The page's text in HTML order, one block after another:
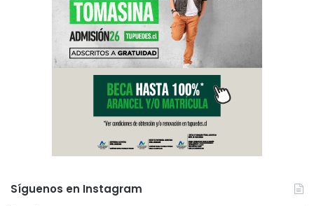
Síguenos en Instagram